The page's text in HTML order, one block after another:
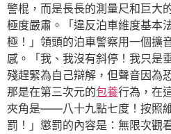
警棍，而是長長的測量尺和巨大
極度嚴肅。「違反泊車維度基本
極！」領頭的泊車警察用一個擴
感。「我、我沒有斜停！我只是
殘趕緊為自己辯解，但聲音因為
那是在第三次元的包養行為，在
夾角是——八十九點七度！按照
罰！」懲罰的內容是：無限次觀